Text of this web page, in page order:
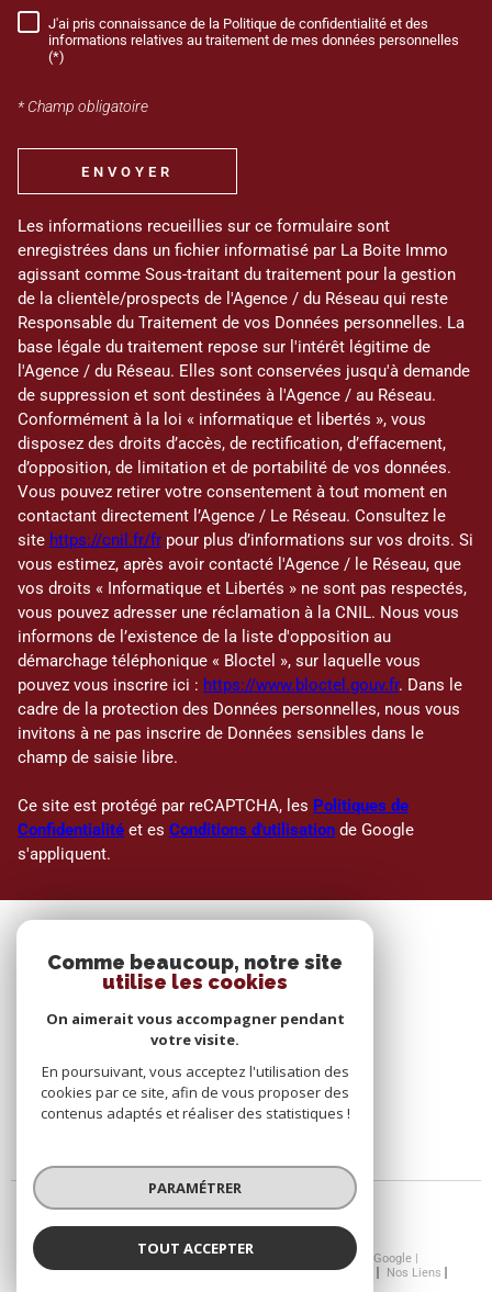
RÈGLEMENTATION
J'ai pris connaissance de la Politique de confidentialité et des
informations relatives au traitement de mes données personnelles
(*)
* Champ obligatoire
ENVOYER
Les informations recueillies sur ce formulaire sont
enregistrées dans un fichier informatisé par La Boite Immo
agissant comme Sous-traitant du traitement pour la gestion
de la clientèle/prospects de l'Agence / du Réseau qui reste
Responsable du Traitement de vos Données personnelles. La
base légale du traitement repose sur l'intérêt légitime de
l'Agence / du Réseau. Elles sont conservées jusqu'à demande
de suppression et sont destinées à l'Agence / au Réseau.
Conformément à la loi « informatique et libertés », vous
disposez des droits d’accès, de rectification, d’effacement,
d’opposition, de limitation et de portabilité de vos données.
Vous pouvez retirer votre consentement à tout moment en
contactant directement l’Agence / Le Réseau. Consultez le
site https://cnil.fr/fr pour plus d’informations sur vos droits. Si
vous estimez, après avoir contacté l'Agence / le Réseau, que
vos droits « Informatique et Libertés » ne sont pas respectés,
vous pouvez adresser une réclamation à la CNIL. Nous vous
informons de l’existence de la liste d'opposition au
démarchage téléphonique « Bloctel », sur laquelle vous
pouvez vous inscrire ici : https://www.bloctel.gouv.fr. Dans le
cadre de la protection des Données personnelles, nous vous
invitons à ne pas inscrire de Données sensibles dans le
champ de saisie libre.
Ce site est protégé par reCAPTCHA, les Politiques de
Confidentialité et es Conditions d'utilisation de Google
s'appliquent.
© 2026 | Tous droits réservés | Traduction powered by Google |
Nos Honoraires
Plan Du Site Mentions Légales Admin
Nos Liens
Comme beaucoup, notre site
utilise les cookies
On aimerait vous accompagner pendant
votre visite.
En poursuivant, vous acceptez l'utilisation des
cookies par ce site, afin de vous proposer des
contenus adaptés et réaliser des statistiques !
PARAMÉTRER
TOUT ACCEPTER